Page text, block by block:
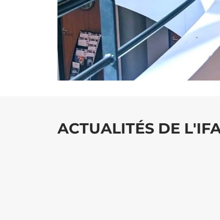
ACTUALITÉS DE